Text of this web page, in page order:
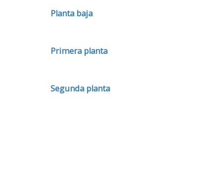
Planta baja
Primera planta
Segunda planta